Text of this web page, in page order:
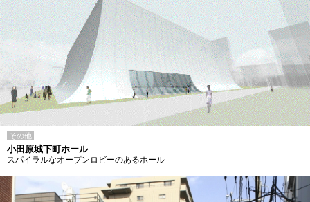
その他
小田原城下町ホール
スパイラルなオープンロビーのあるホール